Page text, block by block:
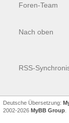
Foren-Team
Nach oben
RSS-
Deutsche Übersetzung:
2002-2026 MyBB Group